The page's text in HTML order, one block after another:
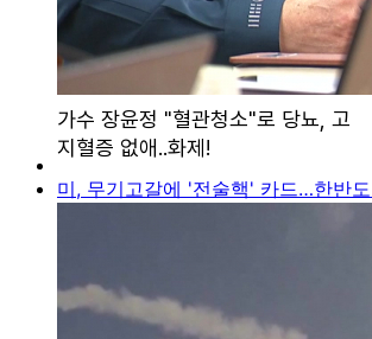
미, 무기고갈에 '전술핵' 카드…한반